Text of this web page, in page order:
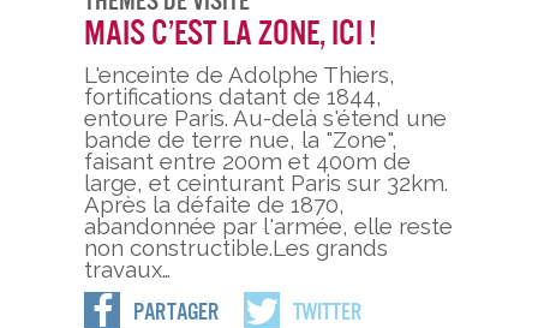
Mais c’est la zone, ici !
L'enceinte de Adolphe Thiers,
fortifications datant de 1844,
entoure Paris. Au-delà s'étend une
bande de terre nue, la "Zone",
faisant entre 200m et 400m de
large, et ceinturant Paris sur 32km.
Après la défaite de 1870,
abandonnée par l'armée, elle reste
non constructible.Les grands
travaux…
Partager Twitter